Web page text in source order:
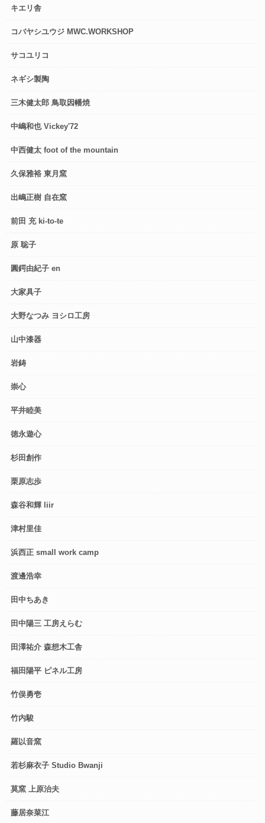
キエリ舎
コバヤシユウジ MWC.WORKSHOP
サコユリコ
ネギシ製陶
三木健太郎 鳥取因幡焼
中嶋和也 Vickey'72
中西健太 foot of the mountain
久保雅裕 東月窯
出嶋正樹 自在窯
前田 充 ki-to-te
原 聡子
圓鍔由紀子 en
大家具子
大野なつみ ヨシロ工房
山中漆器
岩鋳
崇心
平井睦美
徳永遊心
杉田創作
栗原志歩
森谷和輝 liir
津村里佳
浜西正 small work camp
渡邊浩幸
田中ちあき
田中陽三 工房えらむ
田澤祐介 森想木工舎
福田陽平 ピネル工房
竹俣勇壱
竹内駿
羅以音窯
若杉麻衣子 Studio Bwanji
莫窯 上原治夫
藤居奈菜江